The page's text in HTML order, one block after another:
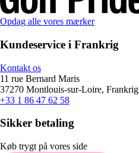
Opdag alle vores mærker
Kundeservice i Frankrig
Kontakt os
11 rue Bernard Maris
37270 Montlouis-sur-Loire, Frankrig
+33 1 86 47 62 58
Sikker betaling
Køb trygt på vores side